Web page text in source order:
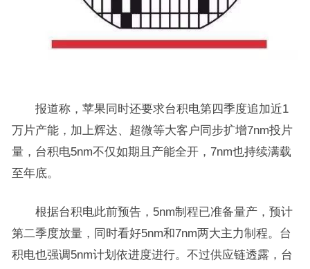
报道称，苹果同时还要求台积电第四季度追加近1
万片产能，加上辉达、超微等大客户同步扩增7nm投片
量，台积电5nm不仅如期且产能全开，7nm也持续满载
至年底。
根据台积电此前预告，5nm制程已准备量产，预计
第二季度放量，同时看好5nm和7nm两大主力制程。台
积电也强调5nm计划依进度进行。不过供应链透露，台